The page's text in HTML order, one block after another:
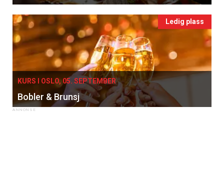
Ledig plass
KURS I OSLO, 05. SEPTEMBER
Bobler & Brunsj